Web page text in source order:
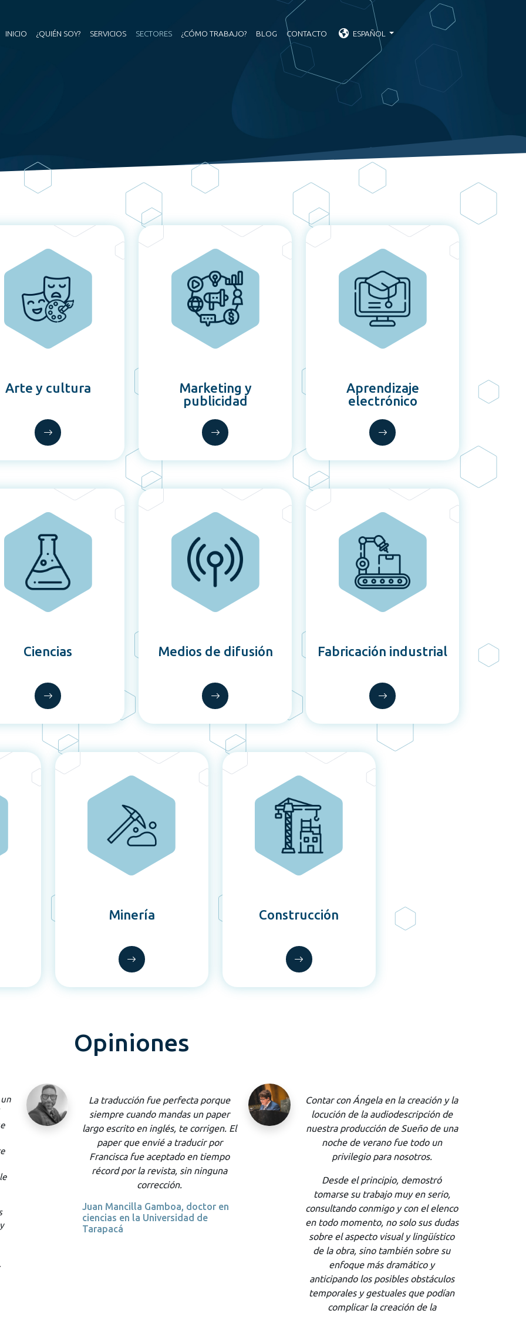
INICIO ¿QUIÉN SOY? SERVICIOS SECTORES ¿CÓMO TRABAJO? BLOG CONTACTO ESPAÑOL
Arte y cultura
Marketing y
publicidad
Aprendizaje
electrónico
Ciencias Medios de difusión Fabricación industrial
Minería Construcción
Opiniones
Contar con Ángela en la creación y la
locución de la audiodescripción de
nuestra producción de Sueño de una
noche de verano fue todo un
privilegio para nosotros.
Desde el principio, demostró
consultando conmigo y con el elenco
en todo momento, no solo sus dudas
sobre el aspecto visual y lingüístico
En la Carrera de Traducción de la
Universidad Arturo Prat hemos
trabajado con Karen por más de dos
años, ayudándonos a formar a
nuestros estudiantes en el área de la
rápidamente se transformó en una
parte importante de nuestro equipo
de formadores, demostrando no solo
un sólido conocimiento en su área,
sino que un impecable
profesionalismo.
Recomiendo los servicios de Karen a
todas aquellas empresas o
particulares que necesiten servicios